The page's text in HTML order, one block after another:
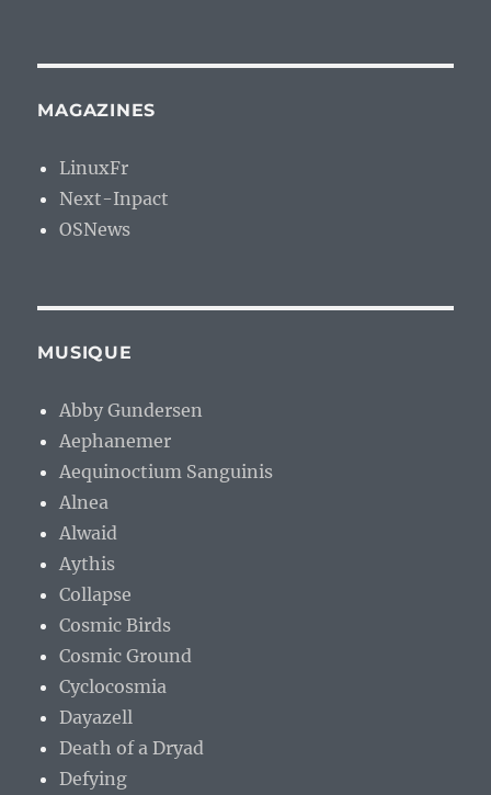
MAGAZINES
LinuxFr
Next-Inpact
OSNews
MUSIQUE
Abby Gundersen
Aephanemer
Aequinoctium Sanguinis
Alnea
Alwaid
Aythis
Collapse
Cosmic Birds
Cosmic Ground
Cyclocosmia
Dayazell
Death of a Dryad
Defying